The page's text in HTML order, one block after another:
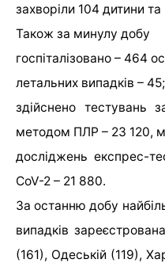
захворіли 104 дитини
Також за минулу добу
госпіталізовано – 464
летальних випадків –
здійснено
методом ПЛР – 23 120,
досліджень експрес-
CoV-2 – 21 880.
За останню добу
випадків
(161), Одеській (119),